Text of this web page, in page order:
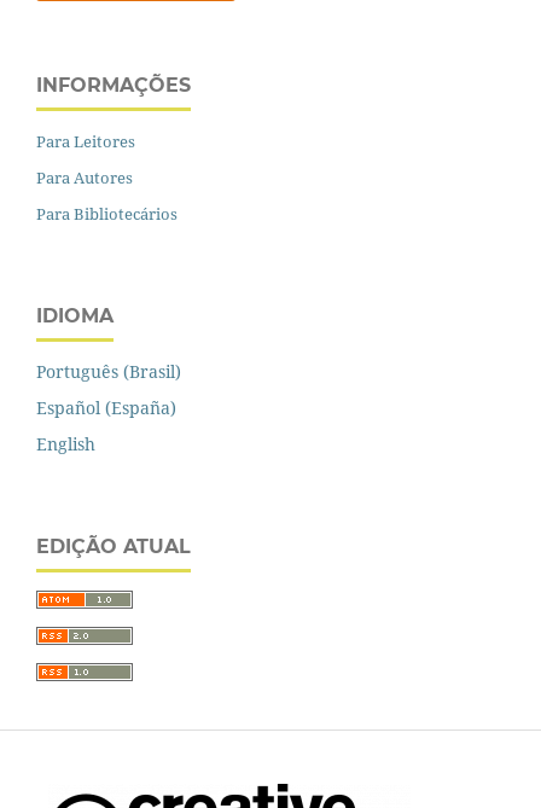
INFORMAÇÕES
Para Leitores
Para Autores
Para Bibliotecários
IDIOMA
Português (Brasil)
Español (España)
English
EDIÇÃO ATUAL